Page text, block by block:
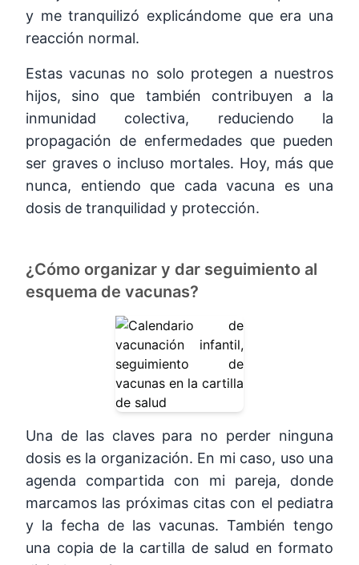
y me tranquilizó explicándome que era una
reacción normal.
Estas vacunas no solo protegen a nuestros
hijos, sino que también contribuyen a la
inmunidad colectiva, reduciendo la
propagación de enfermedades que pueden
ser graves o incluso mortales. Hoy, más que
nunca, entiendo que cada vacuna es una
dosis de tranquilidad y protección.
¿Cómo organizar y dar seguimiento al
esquema de vacunas?
Una de las claves para no perder ninguna
dosis es la organización. En mi caso, uso una
agenda compartida con mi pareja, donde
marcamos las próximas citas con el pediatra
y la fecha de las vacunas. También tengo
una copia de la cartilla de salud en formato